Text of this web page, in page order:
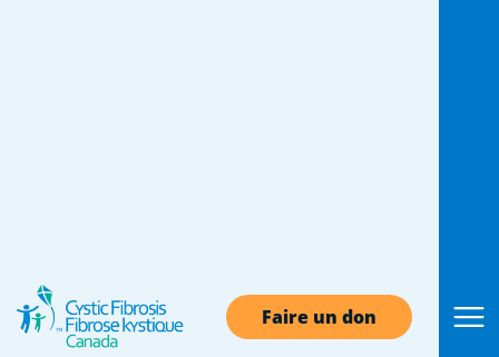
Faire un don
parole pour les personnes atteintes de fibrose
kystique (FK). Au cours des dernières années,
nous avons mené des initiatives percutantes au